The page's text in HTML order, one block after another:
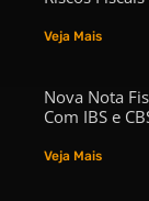
Veja Mais
Nova Nota
Com IBS e
Veja Mais